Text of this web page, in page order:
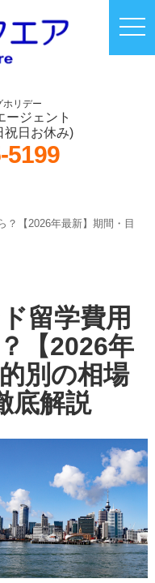
ホリデー
ージェント
祝日お休み)
5199
？【2026年最新】期間・目
留学費用
【2026年
別の相場
底解説